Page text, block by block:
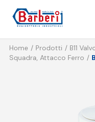
Home Prodotti B11
Squadra, Attacco Ferro